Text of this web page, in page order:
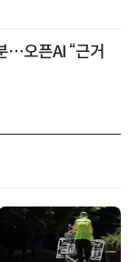
…오픈AI “근거